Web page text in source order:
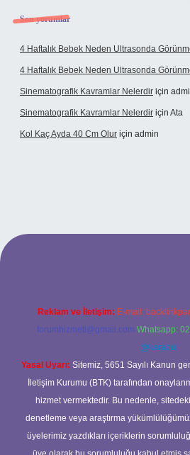
Son yorumlar
4 Haftalık Bebek Neden Ultrasonda
4 Haftalık Bebek Neden Ultrasonda
Sinematografik Kavramlar Nelerdir için
Sinematografik Kavramlar Nelerdir için Ata
Kol Kaç Ayda 40 Cm Olur için admin
Reklam ve İletişim: E-mail:
forumhizmeti@gmail.com Whatsapp:
@karabul
Yasal Uyarı: Sitemiz, 5651 Sayılı Kanun
İletişim Kurumu (BTK) tarafından
hizmet vermektedir. Bu nedenle,
denetleme veya araştırma
üyelerimiz yazdıkları içeriklerin